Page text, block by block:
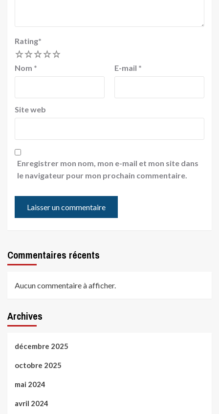
Rating*
5
4
3
2
Nom * E-mail *
Site web
Enregistrer mon nom, mon e-mail et mon site dans
le navigateur pour mon prochain commentaire.
Commentaires récents
Aucun commentaire à afficher.
Archives
décembre 2025
octobre 2025
mai 2024
avril 2024